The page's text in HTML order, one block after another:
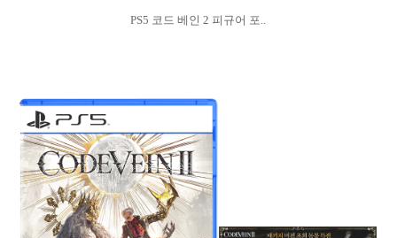
PS5 코드 베인 2 피규어 포..